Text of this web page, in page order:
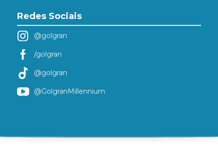
Redes Sociais
@golgran
/golgran
@golgran
@GolgranMillennium